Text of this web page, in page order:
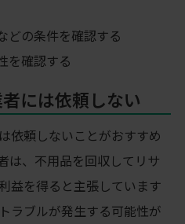
どの条件を確認する
を確認する
には依頼しない
依頼しないことがおすすめ
は、不用品を回収してリサ
益を得ると主張しています
ラブルが発生する可能性が